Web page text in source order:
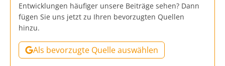
Entwicklungen häufiger unsere Beiträge sehen? Dann
fügen Sie uns jetzt zu Ihren bevorzugten Quellen
hinzu.
Als bevorzugte Quelle auswählen